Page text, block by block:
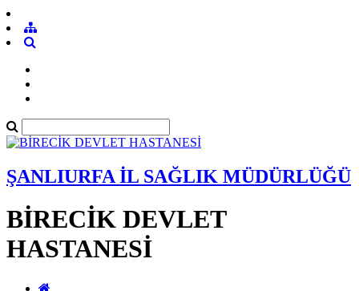
ŞANLIURFA İL SAĞLIK MÜDÜRLÜĞÜ
BİRECİK DEVLET
HASTANESİ